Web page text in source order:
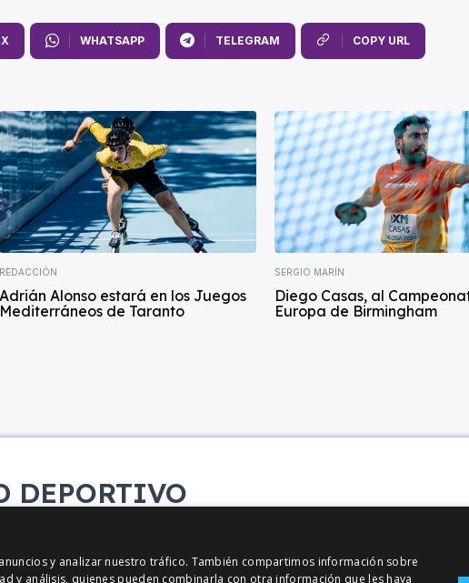
X WHATSAPP TELEGRAM COPY URL
REDACCIÓN
Adrián Alonso estará en los Juegos
Mediterráneos de Taranto
SERGIO MARÍN
Diego Casas, al
Europa de Birmingham
DEPORTIVO
y analizar nuestro tráfico. También compartimos información sobre
y análisis, quienes pueden combinarla con otra información que les haya